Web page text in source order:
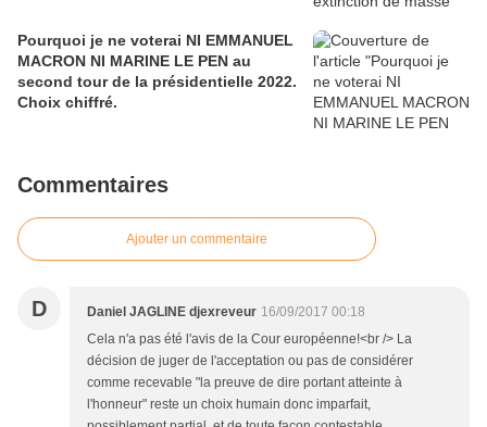
Pourquoi je ne voterai NI EMMANUEL
MACRON NI MARINE LE PEN au
second tour de la présidentielle 2022.
Choix chiffré.
Commentaires
Ajouter un commentaire
D Daniel JAGLINE djexreveur 16/09/2017 00:18
Cela n'a pas été l'avis de la Cour européenne!<br /> La
décision de juger de l'acceptation ou pas de considérer
comme recevable "la preuve de dire portant atteinte à
l'honneur" reste un choix humain donc imparfait,